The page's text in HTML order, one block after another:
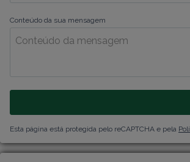
Conteúdo da sua mensagem
Esta página está protegida pelo reCAPTCHA e pela